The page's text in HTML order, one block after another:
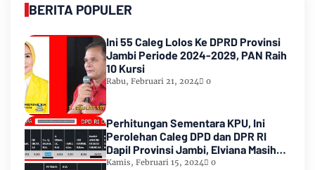
BERITA POPULER
Ini 55 Caleg Lolos Ke DPRD Provinsi
Jambi Periode 2024-2029, PAN Raih
10 Kursi
Rabu, Februari 21, 2024 0
Perhitungan Sementara KPU, Ini
Perolehan Caleg DPD dan DPR RI
Dapil Provinsi Jambi, Elviana Masih
Urutan Kedua Teratas
Kamis, Februari 15, 2024 0